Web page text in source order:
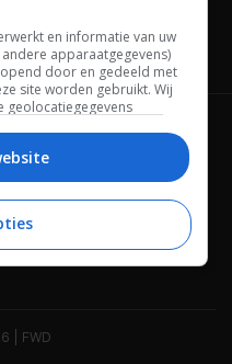
Privacybeleid
Contact
| FWD
en informatie van uw
apparaatgegevens)
door en gedeeld met
site worden gebruikt. Wij
geolocatiegegevens
of in het sitemenu naar
of in te trekken via de